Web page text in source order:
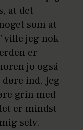
at det
som at
ville jeg nok
er
jo også
ind. Jeg
grin med
er mindst
selv.